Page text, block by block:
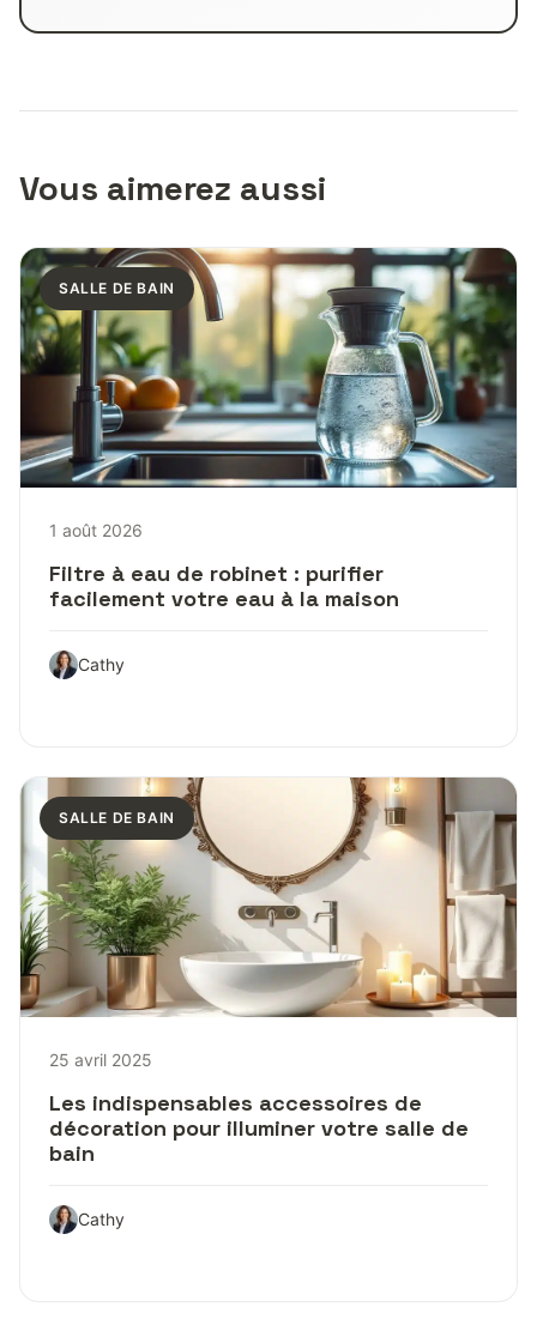
Vous aimerez aussi
SALLE DE BAIN
1 août 2026
Filtre à eau de robinet : purifier
facilement votre eau à la maison
Cathy
SALLE DE BAIN
25 avril 2025
Les indispensables accessoires de
décoration pour illuminer votre salle de
bain
Cathy